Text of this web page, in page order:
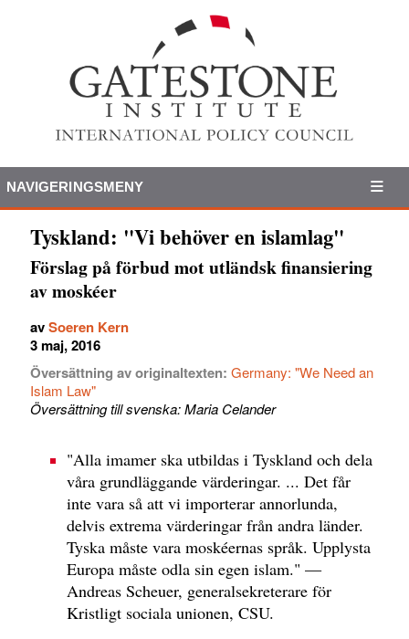
NAVIGERINGSMENY
Tyskland: "Vi behöver en islamlag"
Förslag på förbud mot utländsk finansiering
av moskéer
avSoeren Kern
3 maj, 2016
Översättning av originaltexten: Germany: "We Need an
Islam Law"
Översättning till svenska: Maria Celander
"Alla imamer ska utbildas i Tyskland och dela
våra grundläggande värderingar. ... Det får
inte vara så att vi importerar annorlunda,
delvis extrema värderingar från andra länder.
Tyska måste vara moskéernas språk. Upplysta
Europa måste odla sin egen islam." —
Andreas Scheuer, generalsekreterare för
Kristligt sociala unionen, CSU.